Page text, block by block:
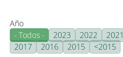
Año
- Todos -
2023 2022 2021
2017
2016 2015 <2015